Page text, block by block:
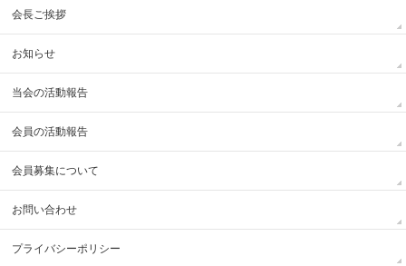
会長ご挨拶
お知らせ
当会の活動報告
会員の活動報告
会員募集について
お問い合わせ
プライバシーポリシー